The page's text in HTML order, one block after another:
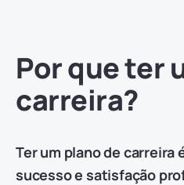
Por que ter
carreira?
Ter um plano de carreira
sucesso e satisfação